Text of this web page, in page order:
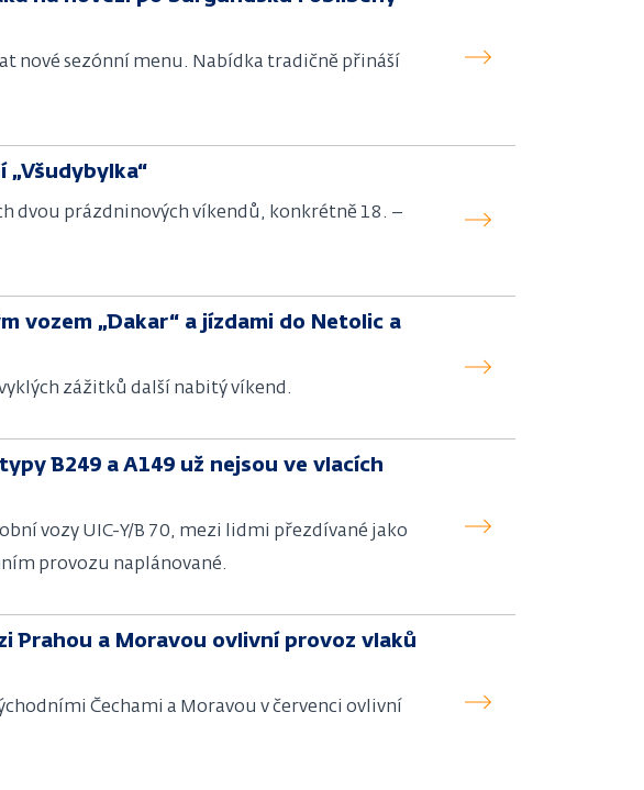
nové sezónní menu. Nabídka tradičně přináší
dvou prázdninových víkendů, konkrétně 18. –
vozem „Dakar“ a jízdami do Netolic a
zážitků další nabitý víkend.
B249 a A149 už nejsou ve vlacích
vozy UIC-Y/B 70, mezi lidmi přezdívané jako
provozu naplánované.
Prahou a Moravou ovlivní provoz vlaků
Čechami a Moravou v červenci ovlivní